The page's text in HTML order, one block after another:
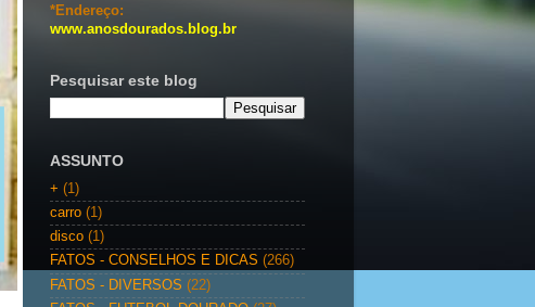
*Endereço:
www.anosdourados.blog.br
Pesquisar este blog
ASSUNTO
+ (1)
carro (1)
disco (1)
FATOS - CONSELHOS E DICAS (266)
FATOS - DIVERSOS (22)